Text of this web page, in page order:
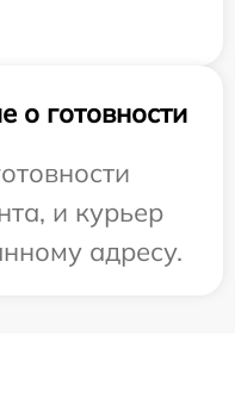
о готовности
и курьер
адресу.